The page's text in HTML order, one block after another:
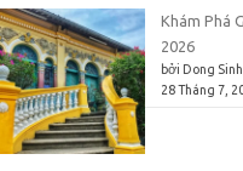
Khám Phá
2026
bởi Dong Sinh
28 Tháng 7,